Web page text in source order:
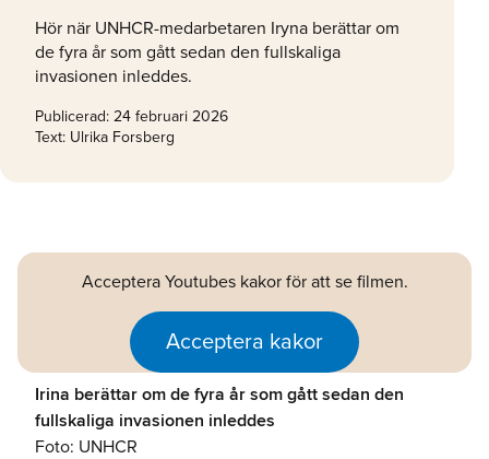
Hör när UNHCR-medarbetaren Iryna berättar om
de fyra år som gått sedan den fullskaliga
invasionen inleddes.
Publicerad: 24 februari 2026
Text: Ulrika Forsberg
Acceptera Youtubes kakor för att se filmen.
Acceptera kakor
Irina berättar om de fyra år som gått sedan den
fullskaliga invasionen inleddes
Foto: UNHCR